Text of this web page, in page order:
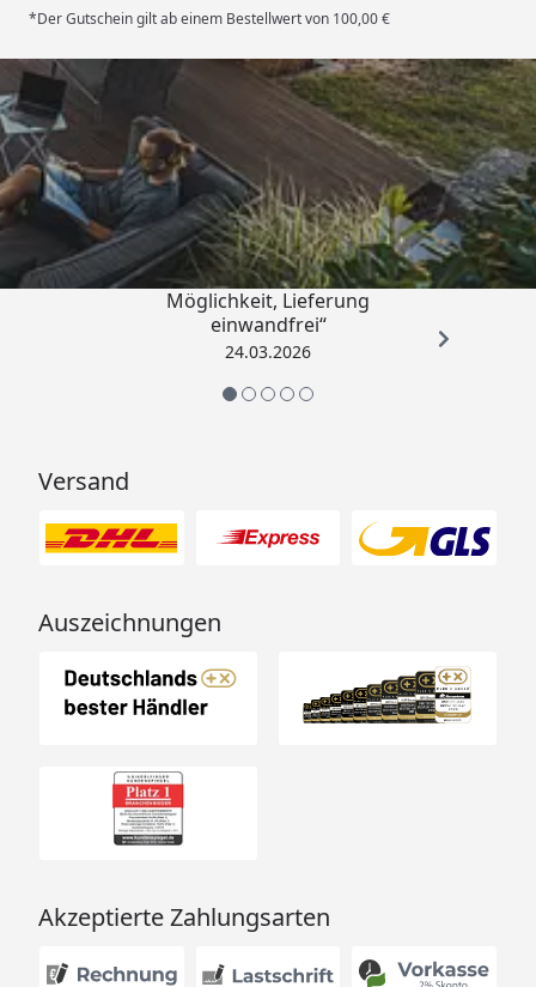
*Der Gutschein gilt ab einem Bestellwert von 100,00 €
Trusted Shops
4,50/ 5
„Einfache Bestellung, Skonto
Möglichkeit, Lieferung
einwandfrei“
24.03.2026
Versand
Auszeichnungen
Akzeptierte Zahlungsarten